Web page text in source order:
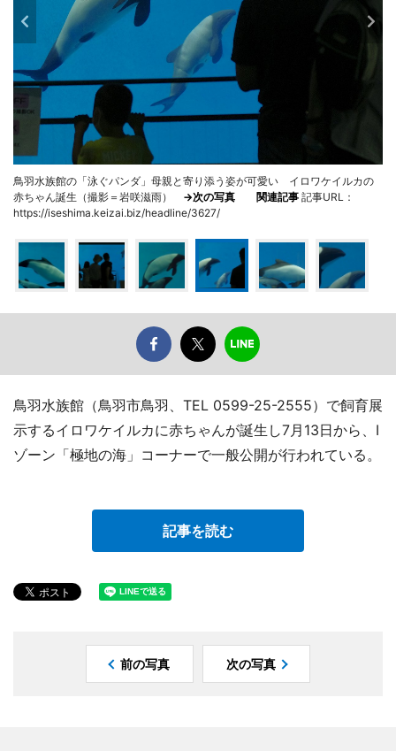
鳥羽水族館の「泳ぐパンダ」母親と寄り添う姿が可愛い イロワケイルカの
赤ちゃん誕生（撮影＝岩咲滋雨） →次の写真 関連記事 記事URL：
https://iseshima.keizai.biz/headline/3627/
鳥羽水族館（鳥羽市鳥羽、TEL 0599-25-2555）で飼育展
示するイロワケイルカに赤ちゃんが誕生し7月13日から、I
ゾーン「極地の海」コーナーで一般公開が行われている。
記事を読む
前の写真 次の写真